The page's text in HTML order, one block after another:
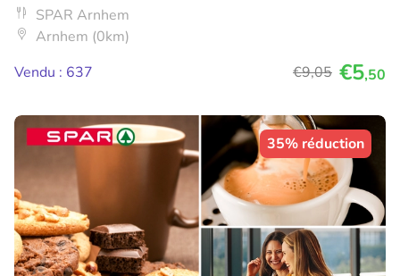
SPAR Arnhem
Arnhem (0km)
Vendu : 637
€9,05 €5,50
35% réduction